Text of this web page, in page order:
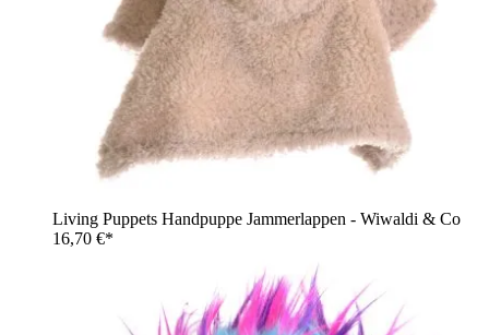
Living Puppets Handpuppe Jammerlappen - Wiwaldi & Co
16,70 €*